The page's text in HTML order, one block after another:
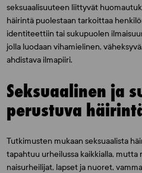
seksuaalisuuteen liittyvät
häirintä puolestaan tarkoittaa
identiteettiin tai sukupuolen
jolla luodaan vihamielinen,
ahdistava ilmapiiri.
Seksuaalinen ja
perustuva
Tutkimusten mukaan seksuaalista
tapahtuu urheilussa kaikkialla,
naisurheilijat, lapset ja nuoret,